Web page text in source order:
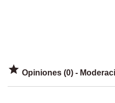
 Opiniones (0) -